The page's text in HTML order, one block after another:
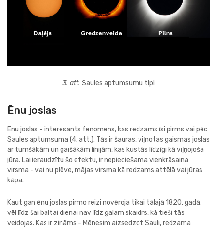
3. att. Saules aptumsumu tipi
Ēnu joslas
Ēnu joslas - interesants fenomens, kas redzams īsi pirms vai pēc
Saules aptumsuma (4. att.). Tās ir šauras, viļnotas gaismas joslas
ar tumšākām un gaišākām līnijām, kas kustās līdzīgi kā viļņojoša
jūra. Lai ieraudzītu šo efektu, ir nepieciešama vienkrāsaina
virsma - vai nu plēve, mājas virsma kā redzams attēlā vai jūras
kāpa.
Kaut gan ēnu joslas pirmo reizi novēroja tikai tālajā 1820. gadā,
vēl līdz šai baltai dienai nav līdz galam skaidrs, kā tieši tās
veidojas. Kas ir zināms - Mēnesim aizsedzot Sauli, redzama